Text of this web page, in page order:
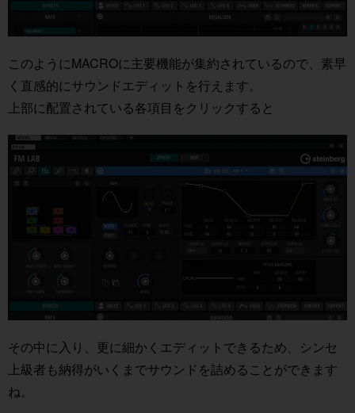
このようにMACROに主要機能が集約されているので、素早
く直感的にサウンドエディットを行えます。
上部に配置されている各項目をクリックすると
その中に入り、更に細かくエディットできるため、シンセ
上級者も納得がいくまでサウンドを詰めることができます
ね。